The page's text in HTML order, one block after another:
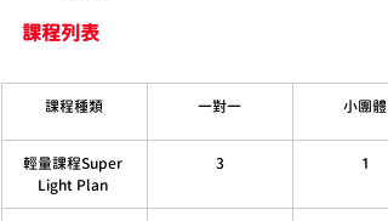
課程列表
課程種類 一對一 小團體
輕量課程Super
Light Plan
3 1